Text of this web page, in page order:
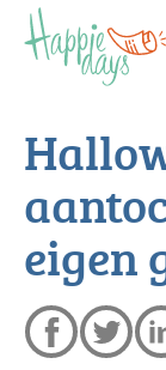
eigen